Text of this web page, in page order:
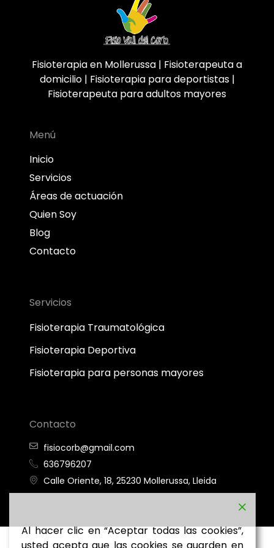
Fisioterapia en Mollerussa | Fisioterapeuta a
domicilio | Fisioterapia para deportistas |
Fisioterapeuta para adultos mayores
Menú
Inicio
Servicios
Áreas de actuación
Quien Soy
Blog
Contacto
Servicios
Fisioterapia Traumatológica
Fisioterapia Deportiva
Fisioterapia para personas mayores
Contacto
fisiocorb@gmail.com
636796207
Calle Oriente, 18, 25230 Mollerussa, Lleida
Al hacer clic en “Aceptar todas las cookies”,